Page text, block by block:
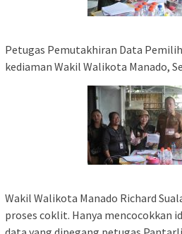
Petugas Pemutakhiran Data
kediaman Wakil Walikota Manado,
Wakil Walikota Manado Richard
proses coklit. Hanya mencocokkan